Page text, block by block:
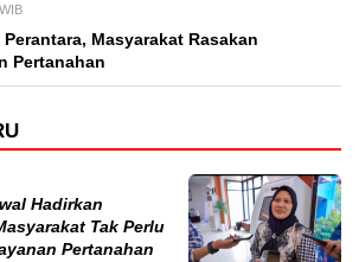
Masyarakat Rasakan
Pertanahan
Hadirkan
Tak Perlu
Pertanahan